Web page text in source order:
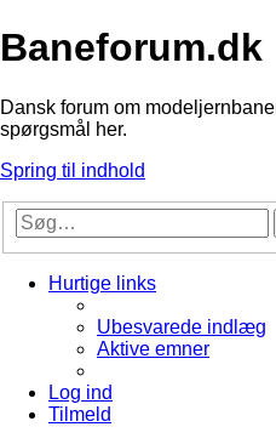
Baneforum.dk
Dansk forum om
spørgsmål her.
Spring til indhold
Hurtige links
Ubesvarede indlæg
Aktive emner
Log ind
Tilmeld